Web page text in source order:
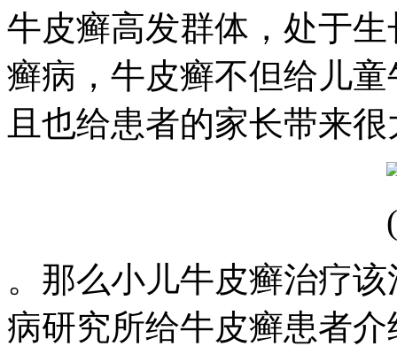
牛皮癣高发群体，处于
癣病，牛皮癣不但给儿
且也给患者的家长带来
。那么小儿牛皮癣治疗
病研究所给牛皮癣患者